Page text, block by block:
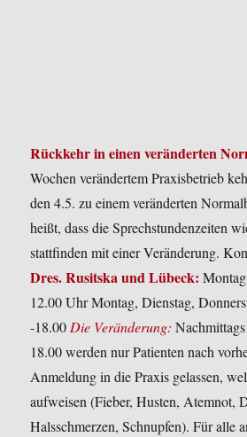
Rückkehr in einen veränderten
Wochen verändertem Praxisbetrieb
den 4.5. zu einem veränderten
heißt, dass die Sprechstundenzeiten
stattfinden mit einer Veränderung.
Dres. Rusitska und Lübeck:
12.00 UhrMontag, Dienstag,
-18.00Die Veränderung:
18.00 werden nur Patienten nach
Anmeldung in die Praxis gelassen,
aufweisen (Fieber, Husten, Atemnot,
Halsschmerzen, Schnupfen). Für alle